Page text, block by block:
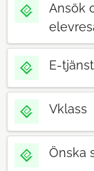
Ansök
E-
Vklass
Önska